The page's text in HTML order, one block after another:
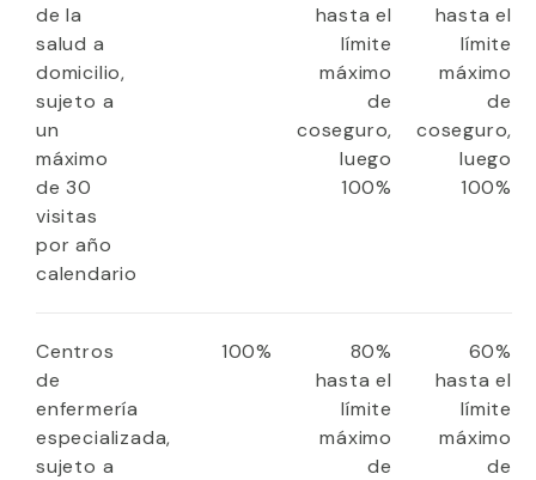
de la
salud a
domicilio,
sujeto a
un
máximo
de 30
visitas
por año
calendario
hasta el
límite
máximo
de
coseguro,
luego
100%
hasta el
límite
máximo
de
coseguro,
luego
100%
Centros
de
enfermería
especializada,
sujeto a
100%
80%
hasta el
límite
máximo
de
60%
hasta el
límite
máximo
de